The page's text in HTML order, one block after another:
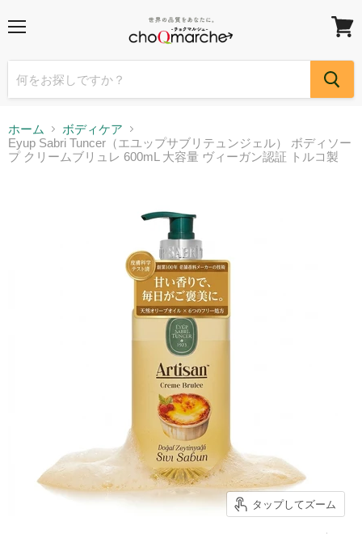
ュ
ー
ト
を
ホーム
ボディケア
Eyup Sabri Tuncer（エユップサブリテュンジェル） ボディソー
プ クリームブリュレ 600mL 大容量 ヴィーガン認証 トルコ製
タップしてズーム